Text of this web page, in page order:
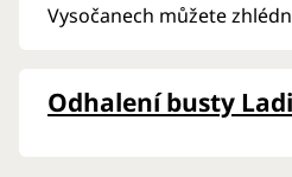
Vysočanech můžete
Odhalení busty